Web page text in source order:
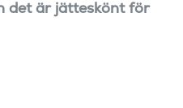
det är jätteskönt för